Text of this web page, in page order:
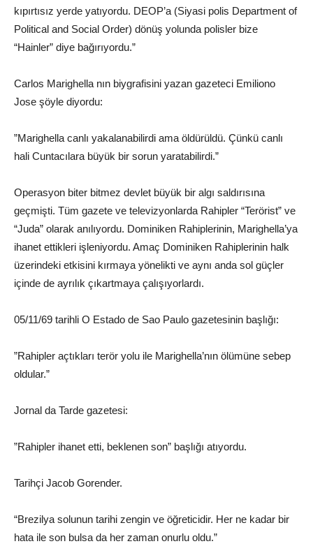
kıpırtısız yerde yatıyordu. DEOP’a (Siyasi polis Department of
Political and Social Order) dönüş yolunda polisler bize
“Hainler” diye bağırıyordu.”
Carlos Marighella nın biygrafisini yazan gazeteci Emiliono
Jose şöyle diyordu:
”Marighella canlı yakalanabilirdi ama öldürüldü. Çünkü canlı
hali Cuntacılara büyük bir sorun yaratabilirdi.”
Operasyon biter bitmez devlet büyük bir algı saldırısına
geçmişti. Tüm gazete ve televizyonlarda Rahipler “Terörist” ve
“Juda” olarak anılıyordu. Dominiken Rahiplerinin, Marighella’ya
ihanet ettikleri işleniyordu. Amaç Dominiken Rahiplerinin halk
üzerindeki etkisini kırmaya yönelikti ve aynı anda sol güçler
içinde de ayrılık çıkartmaya çalışıyorlardı.
05/11/69 tarihli O Estado de Sao Paulo gazetesinin başlığı:
”Rahipler açtıkları terör yolu ile Marighella’nın ölümüne sebep
oldular.”
Jornal da Tarde gazetesi:
”Rahipler ihanet etti, beklenen son” başlığı atıyordu.
Tarihçi Jacob Gorender.
“Brezilya solunun tarihi zengin ve öğreticidir. Her ne kadar bir
hata ile son bulsa da her zaman onurlu oldu.”